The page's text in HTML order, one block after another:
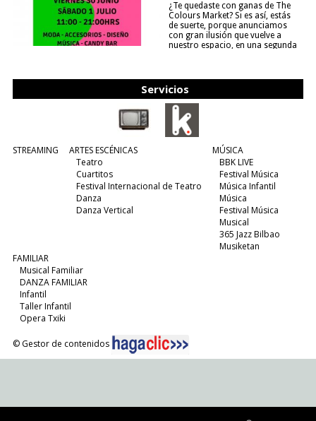
¿Te quedaste con ganas de The
Colours Market? Si es así, estás
de suerte, porque anunciamos
con gran ilusión que vuelve a
nuestro espacio, en una segunda
Servicios
STREAMING
ARTES ESCÉNICAS
Teatro
Cuartitos
Festival Internacional de Teatro
Danza
Danza Vertical
MÚSICA
BBK LIVE
Festival Música
Música Infantil
Música
Festival Música
Musical
365 Jazz Bilbao
Musiketan
FAMILIAR
Musical Familiar
DANZA FAMILIAR
Infantil
Taller Infantil
Opera Txiki
© Gestor de contenidos